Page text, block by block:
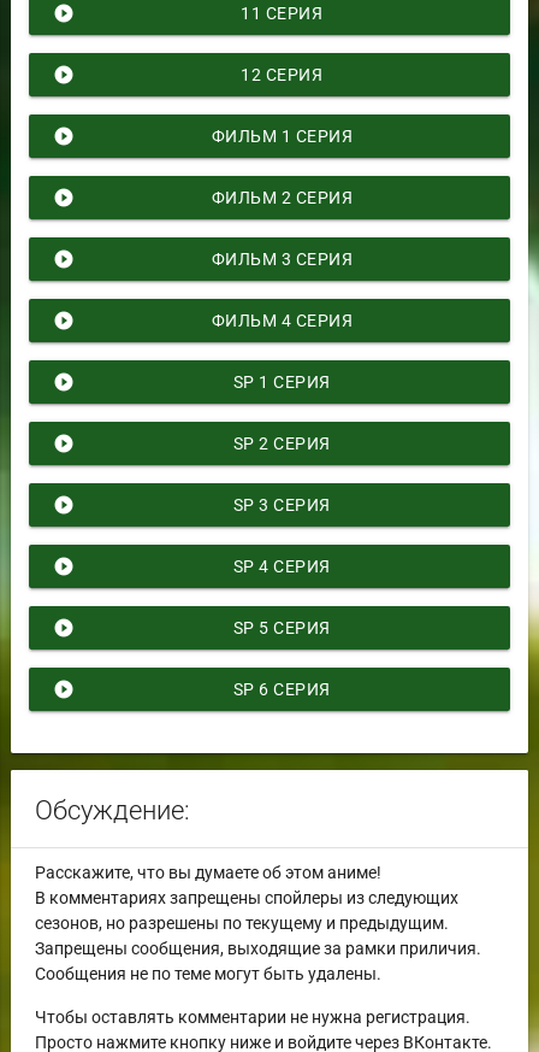
play_circle_filled 11 СЕРИЯ
play_circle_filled 12 СЕРИЯ
play_circle_filled ФИЛЬМ 1 СЕРИЯ
play_circle_filled ФИЛЬМ 2 СЕРИЯ
play_circle_filled ФИЛЬМ 3 СЕРИЯ
play_circle_filled ФИЛЬМ 4 СЕРИЯ
play_circle_filled SP 1 СЕРИЯ
play_circle_filled SP 2 СЕРИЯ
play_circle_filled SP 3 СЕРИЯ
play_circle_filled SP 4 СЕРИЯ
play_circle_filled SP 5 СЕРИЯ
play_circle_filled SP 6 СЕРИЯ
Обсуждение:
Расскажите, что вы думаете об этом аниме!
В комментариях запрещены спойлеры из следующих
сезонов, но разрешены по текущему и предыдущим.
Запрещены сообщения, выходящие за рамки приличия.
Сообщения не по теме могут быть удалены.
Чтобы оставлять комментарии не нужна регистрация.
Просто нажмите кнопку ниже и войдите через ВКонтакте.